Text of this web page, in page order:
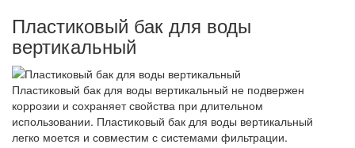
Пластиковый бак для воды
вертикальный
Пластиковый бак для воды вертикальный не подвержен
коррозии и сохраняет свойства при длительном
использовании. Пластиковый бак для воды вертикальный
легко моется и совместим с системами фильтрации.